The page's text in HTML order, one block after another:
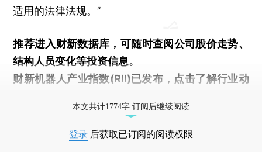
适用的法律法规。”
推荐进入财新数据库 ，可随时查阅公司股价走势、
结构人员变化等投资信息。
财新机器人产业指数(RII)已发布， 点击了解行业动
本文共计1774字 订阅后继续阅读
登录 后获取已订阅的阅读权限